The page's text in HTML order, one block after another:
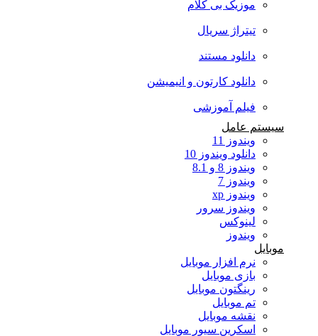
موزیک بی کلام
تیتراژ سریال
دانلود مستند
دانلود کارتون و انیمیشن
فیلم آموزشی
سیستم عامل
ویندوز 11
دانلود ویندوز 10
ویندوز 8 و 8.1
ویندوز 7
ویندوز xp
ویندوز سرور
لینوکس
ویندوز
موبایل
نرم افزار موبایل
بازی موبایل
رینگتون موبایل
تم موبایل
نقشه موبایل
اسکرین سیور موبایل